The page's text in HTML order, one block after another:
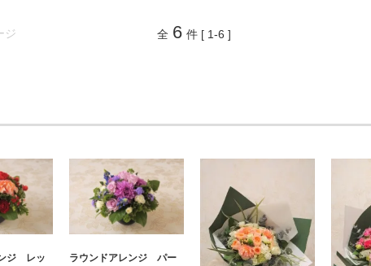
ジ 全 6 件 [ 1-6 ]
ジ レッ
ラウンドアレンジ パー